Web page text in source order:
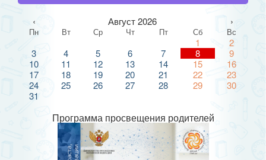
‹ Август 2026 ›
Пн Вт Ср Чт Пт Сб Вс
1
2
3
4 5 6 7 8
9
10
11 12 13 14 15
16
17
18 19 20 21 22
23
24
25 26 27 28 29
30
31
Программа просвещения родителей